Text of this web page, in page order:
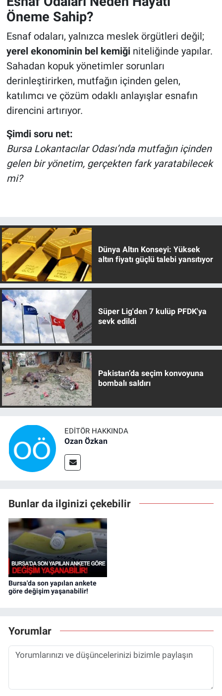
Öneme Sahip?
Esnaf odaları, yalnızca meslek örgütleri değil;
yerel ekonominin bel kemiğiniteliğinde yapılar.
Sahadan kopuk yönetimler sorunları
derinleştirirken, mutfağın içinden gelen,
katılımcı ve çözüm odaklı anlayışlar esnafın
direncini artırıyor.
Şimdi soru net:
Bursa Lokantacılar Odası’nda mutfağın içinden
gelen bir yönetim, gerçekten fark yaratabilecek
mi?
Dünya Altın Konseyi: Yüksek
altın fiyatı güçlü talebi yansıtıyor
Süper Lig'den 7 kulüp PFDK'ya
sevk edildi
Pakistan’da seçim konvoyuna
bombalı saldırı
EDITÖR HAKKINDA
Ozan Özkan
Bunlar da ilginizi çekebilir
Bursa'da son yapılan ankete
göre değişim yaşanabilir!
Yorumlar